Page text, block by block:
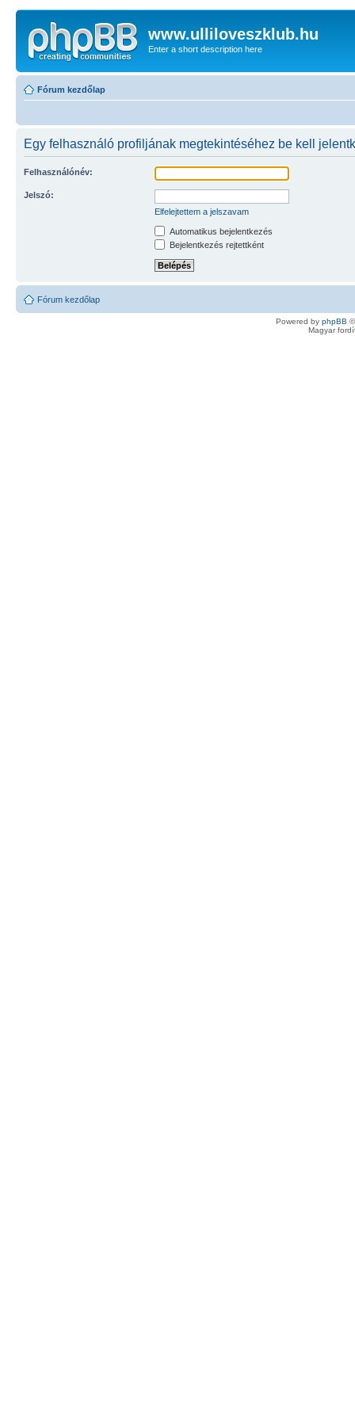
www.ulliloveszklub.hu
Enter a short description here
Fórum kezdőlap
Egy felhasználó profiljának megtekintéséhez be kell
Felhasználónév:
Jelszó:
Elfelejtettem a jelszavam
Automatikus bejelentkezés
Bejelentkezés rejtettként
Fórum kezdőlap
Powered by phpBB
Magyar